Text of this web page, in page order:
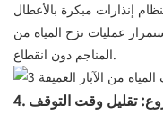
إنذارات مبكرة بالأعطال
عمليات نزح المياه من
المناجم دون انقطاع.
تقليل وقت التوقف